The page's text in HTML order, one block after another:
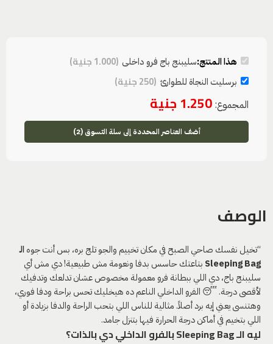
هذا المنتج:سليبنج باج فرو داخلى (
1.000جنية)
برسليت النجاة للطوارئ (
250جنية)
المجموع: 1.250 جنية
أضف العناصر المحددة إلى سلة التسوق (2)
الوصف
“تخيل نفسك صاحي الصبح في مكان تخييم والجو تلج بره، بس أنت جوهالـ
Sleeping Bag بتاعتك حاسس بدفا ونعومة مش طبيعية! دي مش أي
سليبنج باج، دي اللي ببطانة فرو معمولة مخصوص عشان تدلعك وتدفيك
لأقصى درجة. 😴 الفرو الداخلي الناعم ده هيخليك تحس براحة ودفا فوري،
وهتنسى يعني إيه برد أصلاً. مثالية للناس اللي بتحب الراحة والدفا بزيادة أو
اللي بتخيم في أماكن درجة الحرارة فيها بتنزل جامد.
ليه الـ Sleeping Bag بالفرو الداخلي دي بالذات؟